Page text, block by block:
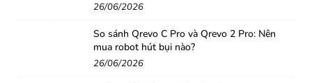
26/06/2026
So sánh Qrevo C Pro và Qrevo 2 Pro: Nên
mua robot hút bụi nào?
26/06/2026